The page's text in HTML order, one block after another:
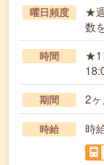
曜日頻度
★
数
時間
★1
期間 2
時給 時